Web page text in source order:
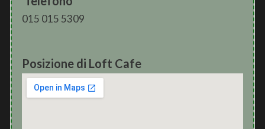
015 015 5309
Posizione di Loft Cafe